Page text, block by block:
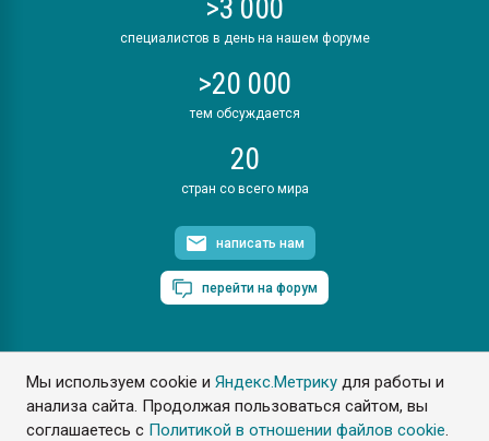
Мы используем cookie иЯндекс.Метрику для работы и
анализа сайта. Продолжая пользоваться сайтом, вы
соглашаетесь с Политикой в отношении файлов cookie.
>3 000
специалистов в день на нашем форуме
>20 000
тем обсуждается
20
стран со всего мира
написать нам
перейти на форум
ПластЭксперт © 2006. Все права защищены
Разрешается копирование материалов сайта с обязательной
ссылкой на www.e-plastic.ru